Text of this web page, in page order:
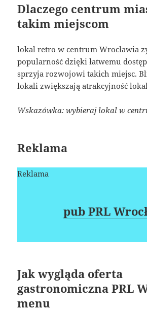
Dlaczego centrum
takim miejscom
lokal retro w centrum Wrocławia
popularność dzięki łatwemu
sprzyja rozwojowi takich miejsc.
lokali zwiększają atrakcyjność
Wskazówka: wybieraj lokal w
Reklama
Reklama
pub PRL
Jak wygląda oferta
gastronomiczna PRL
menu